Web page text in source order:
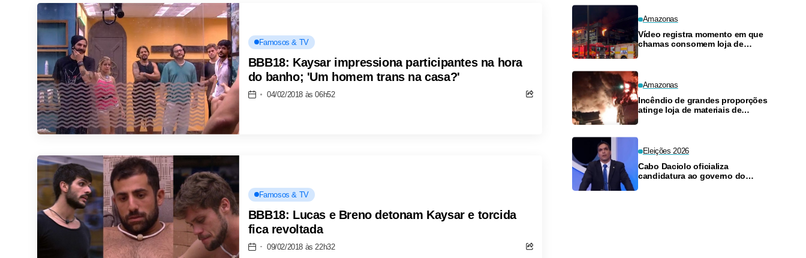
Famosos & TV
BBB18: Kaysar impressiona participantes na hora
do banho; 'Um homem trans na casa?'
04/02/2018 às 06h52
Famosos & TV
BBB18: Lucas e Breno detonam Kaysar e torcida
fica revoltada
09/02/2018 às 22h32
Amazonas
Vídeo registra momento em que
chamas consomem loja de
Amazonas
Incêndio de grandes proporções
atinge loja de materiais de
Eleições 2026
Cabo Daciolo oficializa
candidatura ao governo do